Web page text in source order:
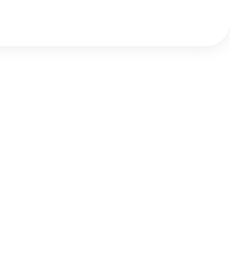
の効果や必要量、ビタミン不足の症状を解説